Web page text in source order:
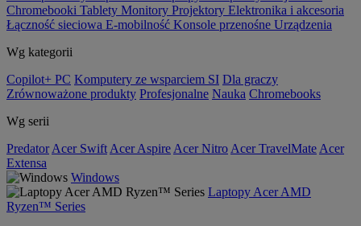
Chromebooki Tablety Monitory Projektory Elektronika i akcesoria
Łączność sieciowa E-mobilność Konsole przenośne Urządzenia
Wg kategorii
Copilot+ PC Komputery ze wsparciem SI Dla graczy
Zrównoważone produkty Profesjonalne Nauka Chromebooks
Wg serii
Predator Acer Swift Acer Aspire Acer Nitro Acer TravelMate Acer
Extensa
Windows
Laptopy Acer AMD
Ryzen™ Series